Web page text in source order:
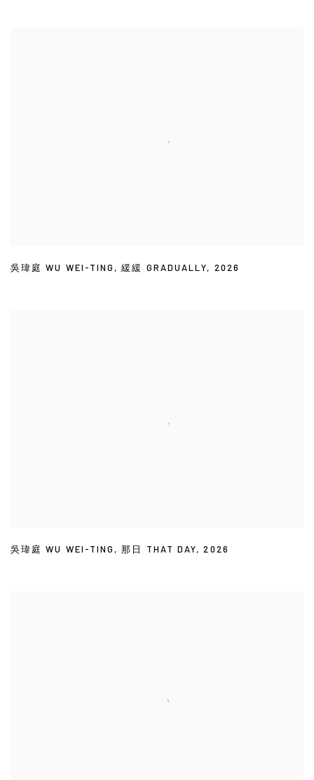
吳瑋庭 WU WEI-TING ,緩緩 GRADUALLY, 2026
吳瑋庭 WU WEI-TING ,那日 THAT DAY,2026